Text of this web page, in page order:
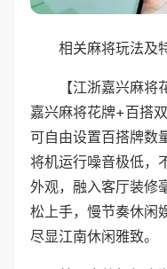
相关麻将玩法及
【江浙嘉兴麻
嘉兴麻将花牌+百搭
可自由设置百搭牌数
将机运行噪音极低，
外观，融入客厅装修
松上手，慢节奏休闲
尽显江南休闲雅致。